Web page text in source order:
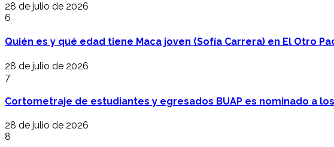
28 de julio de 2026
6
Quién es y qué edad tiene Maca joven (Sofía Carrera) en El Otro
28 de julio de 2026
7
Cortometraje de estudiantes y egresados BUAP es nominado a
28 de julio de 2026
8